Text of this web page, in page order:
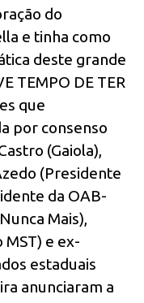
do
e tinha como
deste grande
TEMPO DE TER
que
por consenso
(Gaiola),
(Presidente
da OAB-
Mais),
e ex-
estaduais
anunciaram a